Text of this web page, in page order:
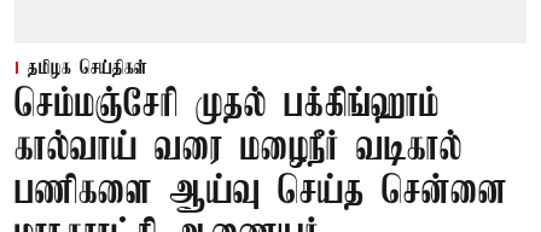
தமிழக செய்திகள்
செம்மஞ்சேரி முதல் பக்கிங்ஹாம்
கால்வாய் வரை மழைநீர் வடிகால்
பணிகளை ஆய்வு செய்த சென்னை